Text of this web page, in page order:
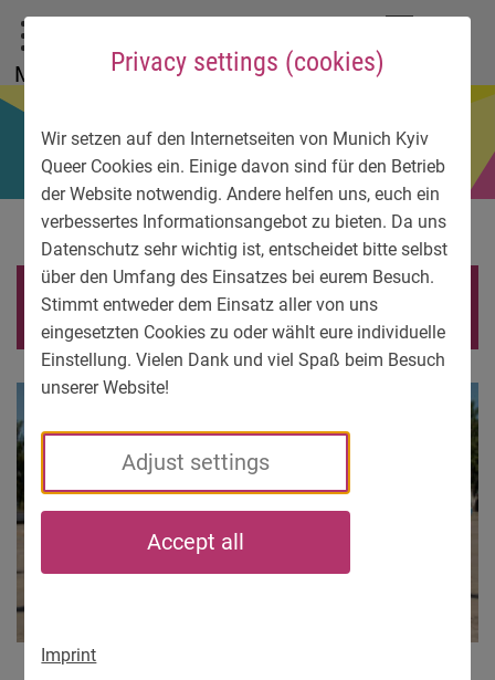
Privacy settings (cookies)
Wir setzen auf den Internetseiten von Munich Kyiv
Queer Cookies ein. Einige davon sind für den Betrieb
der Website notwendig. Andere helfen uns, euch ein
verbessertes Informationsangebot zu bieten. Da uns
Datenschutz sehr wichtig ist, entscheidet bitte selbst
über den Umfang des Einsatzes bei eurem Besuch.
Stimmt entweder dem Einsatz aller von uns
eingesetzten Cookies zu oder wählt eure individuelle
Einstellung. Vielen Dank und viel Spaß beim Besuch
unserer Website!
Adjust settings
Accept all
Imprint
To main menu
To language menu
To search
To content
To service information
Menu
ZPPride-2020-1024×578